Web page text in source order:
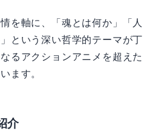
を軸に、「魂とは何か」「人
という深い哲学的テーマが丁
るアクションアニメを超えた
ます。
介